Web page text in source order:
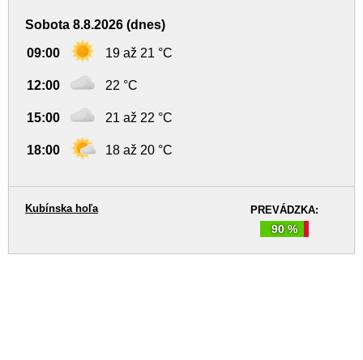
Sobota 8.8.2026 (dnes)
09:00 19 až 21 °C
12:00 22 °C
15:00 21 až 22 °C
18:00 18 až 20 °C
PREVÁDZKA:
90 %
Kubínska hoľa